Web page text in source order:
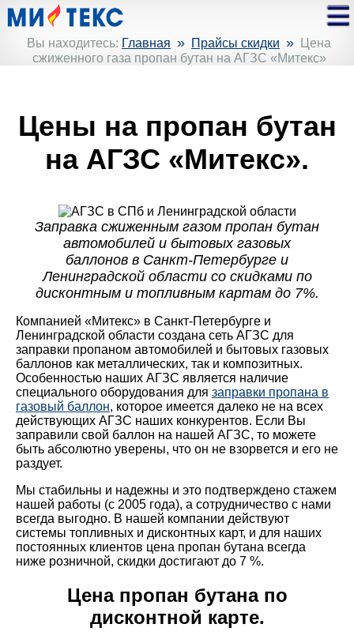
Вы находитесь: Главная » Прайсы скидки »
Цена
сжиженного газа пропан бутан на АГЗС «Митекс»
Цены на пропан бутан
на АГЗС «Митекс».
Заправка сжиженным газом пропан бутан
автомобилей и бытовых газовых
баллонов в Санкт-Петербурге и
Ленинградской области со скидками по
дисконтным и топливным картам до 7%.
Компанией «Митекс» в Санкт-Петербурге и
Ленинградской области создана сеть АГЗС для
заправки пропаном автомобилей и бытовых газовых
баллонов как металлических, так и композитных.
Особенностью наших АГЗС является наличие
специального оборудования для заправки пропана в
газовый баллон, которое имеется далеко не на всех
действующих АГЗС наших конкурентов. Если Вы
заправили свой баллон на нашей АГЗС, то можете
быть абсолютно уверены, что он не взорвется и его не
раздует.
Мы стабильны и надежны и это подтверждено стажем
нашей работы (с 2005 года), а сотрудничество с нами
всегда выгодно. В нашей компании действуют
системы топливных и дисконтных карт, и для наших
постоянных клиентов цена пропан бутана всегда
ниже розничной, скидки достигают до 7 %.
Цена пропан бутана по
дисконтной карте.